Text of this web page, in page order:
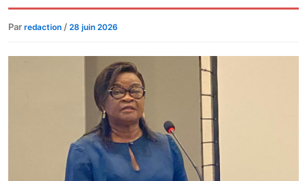
Par redaction / 28 juin 2026